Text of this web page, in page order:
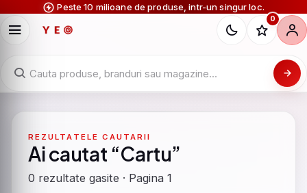
Peste 10 milioane de produse, intr-un singur loc.
0
REZULTATELE CAUTARII
Ai cautat “Cartu”
0 rezultate gasite · Pagina 1